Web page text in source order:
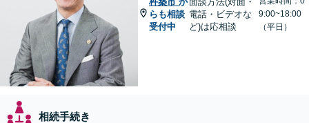
らも相談
受付中
電話・ビデオな
ど)は応相談
9:00~18:00
（平日）
相続手続き